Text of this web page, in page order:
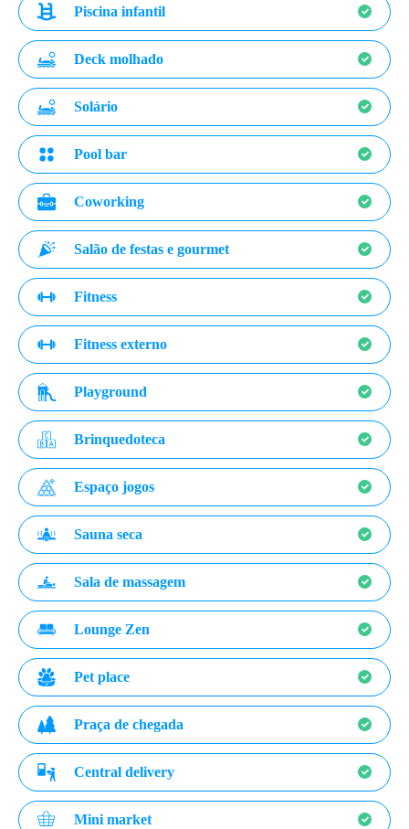
Piscina infantil
Deck molhado
Solário
Pool bar
Coworking
Salão de festas e gourmet
Fitness
Fitness externo
Playground
Brinquedoteca
Espaço jogos
Sauna seca
Sala de massagem
Lounge Zen
Pet place
Praça de chegada
Central delivery
Mini market